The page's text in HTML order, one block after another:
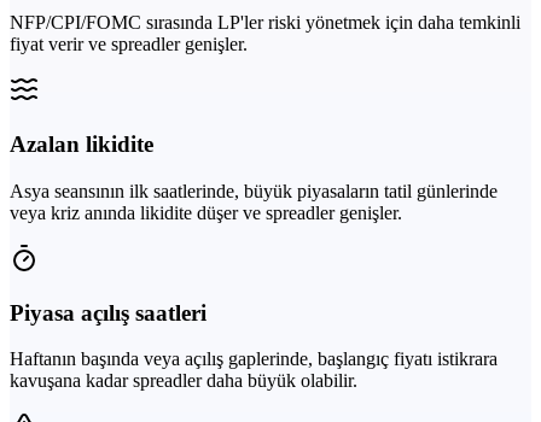
NFP/CPI/FOMC sırasında LP'ler riski yönetmek için daha temkinli
fiyat verir ve spreadler genişler.
Azalan likidite
Asya seansının ilk saatlerinde, büyük piyasaların tatil günlerinde
veya kriz anında likidite düşer ve spreadler genişler.
Piyasa açılış saatleri
Haftanın başında veya açılış gaplerinde, başlangıç fiyatı istikrara
kavuşana kadar spreadler daha büyük olabilir.